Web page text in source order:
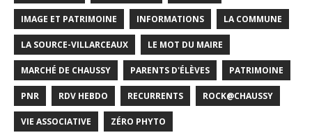
IMAGE ET PATRIMOINE INFORMATIONS LA COMMUNE
LA SOURCE-VILLARCEAUX LE MOT DU MAIRE
MARCHÉ DE CHAUSSY PARENTS D'ÉLÈVES PATRIMOINE
PNR RDV HEBDO RECURRENTS ROCK@CHAUSSY
VIE ASSOCIATIVE ZÉRO PHYTO